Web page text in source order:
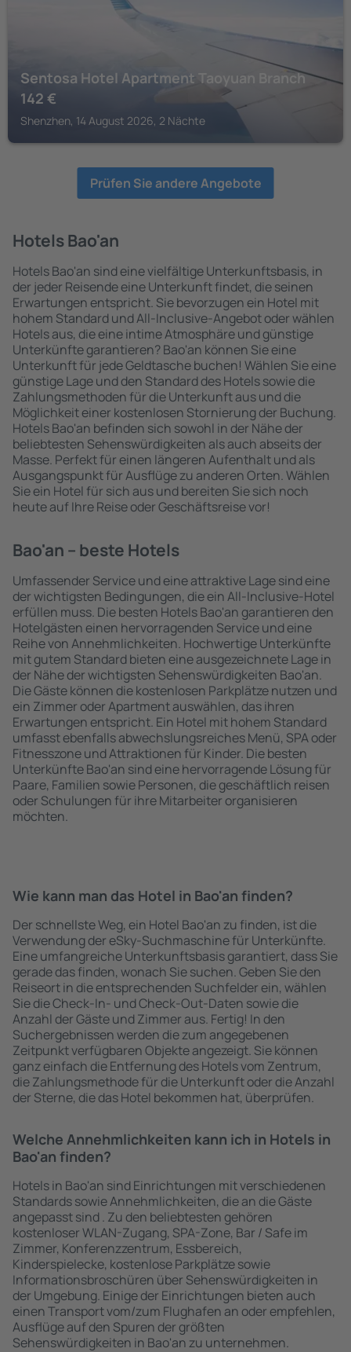
Sentosa Hotel Apartment Taoyuan Branch
142 €
Shenzhen, 14 August 2026, 2 Nächte
Prüfen Sie andere Angebote
Hotels Bao'an
Hotels Bao'an sind eine vielfältige Unterkunftsbasis, in
der jeder Reisende eine Unterkunft findet, die seinen
Erwartungen entspricht. Sie bevorzugen ein Hotel mit
hohem Standard und All-Inclusive-Angebot oder wählen
Hotels aus, die eine intime Atmosphäre und günstige
Unterkünfte garantieren? Bao'an können Sie eine
Unterkunft für jede Geldtasche buchen! Wählen Sie eine
günstige Lage und den Standard des Hotels sowie die
Zahlungsmethoden für die Unterkunft aus und die
Möglichkeit einer kostenlosen Stornierung der Buchung.
Hotels Bao'an befinden sich sowohl in der Nähe der
beliebtesten Sehenswürdigkeiten als auch abseits der
Masse. Perfekt für einen längeren Aufenthalt und als
Ausgangspunkt für Ausflüge zu anderen Orten. Wählen
Sie ein Hotel für sich aus und bereiten Sie sich noch
heute auf Ihre Reise oder Geschäftsreise vor!
Bao'an – beste Hotels
Umfassender Service und eine attraktive Lage sind eine
der wichtigsten Bedingungen, die ein All-Inclusive-Hotel
erfüllen muss. Die besten Hotels Bao'an garantieren den
Hotelgästen einen hervorragenden Service und eine
Reihe von Annehmlichkeiten. Hochwertige Unterkünfte
mit gutem Standard bieten eine ausgezeichnete Lage in
der Nähe der wichtigsten Sehenswürdigkeiten Bao'an.
Die Gäste können die kostenlosen Parkplätze nutzen und
ein Zimmer oder Apartment auswählen, das ihren
Erwartungen entspricht. Ein Hotel mit hohem Standard
umfasst ebenfalls abwechslungsreiches Menü, SPA oder
Fitnesszone und Attraktionen für Kinder. Die besten
Unterkünfte Bao'an sind eine hervorragende Lösung für
Paare, Familien sowie Personen, die geschäftlich reisen
oder Schulungen für ihre Mitarbeiter organisieren
möchten.
Wie kann man das Hotel in Bao'an finden?
Der schnellste Weg, ein Hotel Bao'an zu finden, ist die
Verwendung der eSky-Suchmaschine für Unterkünfte.
Eine umfangreiche Unterkunftsbasis garantiert, dass Sie
gerade das finden, wonach Sie suchen. Geben Sie den
Reiseort in die entsprechenden Suchfelder ein, wählen
Sie die Check-In- und Check-Out-Daten sowie die
Anzahl der Gäste und Zimmer aus. Fertig! In den
Suchergebnissen werden die zum angegebenen
Zeitpunkt verfügbaren Objekte angezeigt. Sie können
ganz einfach die Entfernung des Hotels vom Zentrum,
die Zahlungsmethode für die Unterkunft oder die Anzahl
der Sterne, die das Hotel bekommen hat, überprüfen.
Welche Annehmlichkeiten kann ich in Hotels in
Bao'an finden?
Hotels in Bao'an sind Einrichtungen mit verschiedenen
Standards sowie Annehmlichkeiten, die an die Gäste
angepasst sind . Zu den beliebtesten gehören
kostenloser WLAN-Zugang, SPA-Zone, Bar / Safe im
Zimmer, Konferenzzentrum, Essbereich,
Kinderspielecke, kostenlose Parkplätze sowie
Informationsbroschüren über Sehenswürdigkeiten in
der Umgebung. Einige der Einrichtungen bieten auch
einen Transport vom/zum Flughafen an oder empfehlen,
Ausflüge auf den Spuren der größten
Sehenswürdigkeiten in Bao'an zu unternehmen.